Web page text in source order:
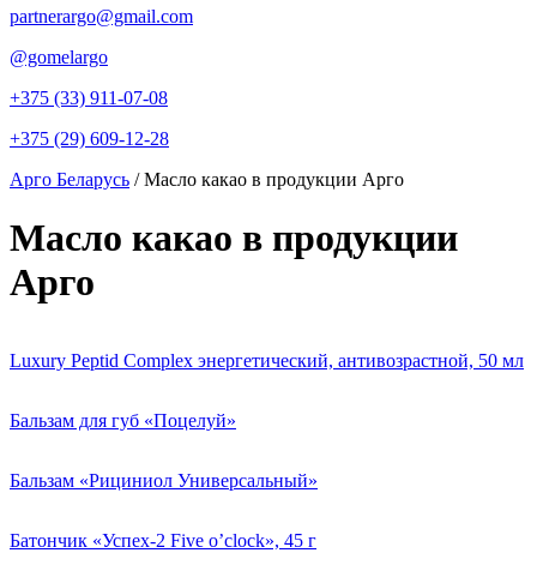
partnerargo@gmail.com
@gomelargo
+375 (33) 911-07-08
+375 (29) 609-12-28
Арго Беларусь /Масло какао в продукции Арго
Масло какао в продукции
Арго
Luxury Peptid Complex энергетический, антивозрастной, 50 мл
Бальзам для губ «Поцелуй»
Бальзам «Рициниол Универсальный»
Батончик «Успех-2 Five o’clock», 45 г